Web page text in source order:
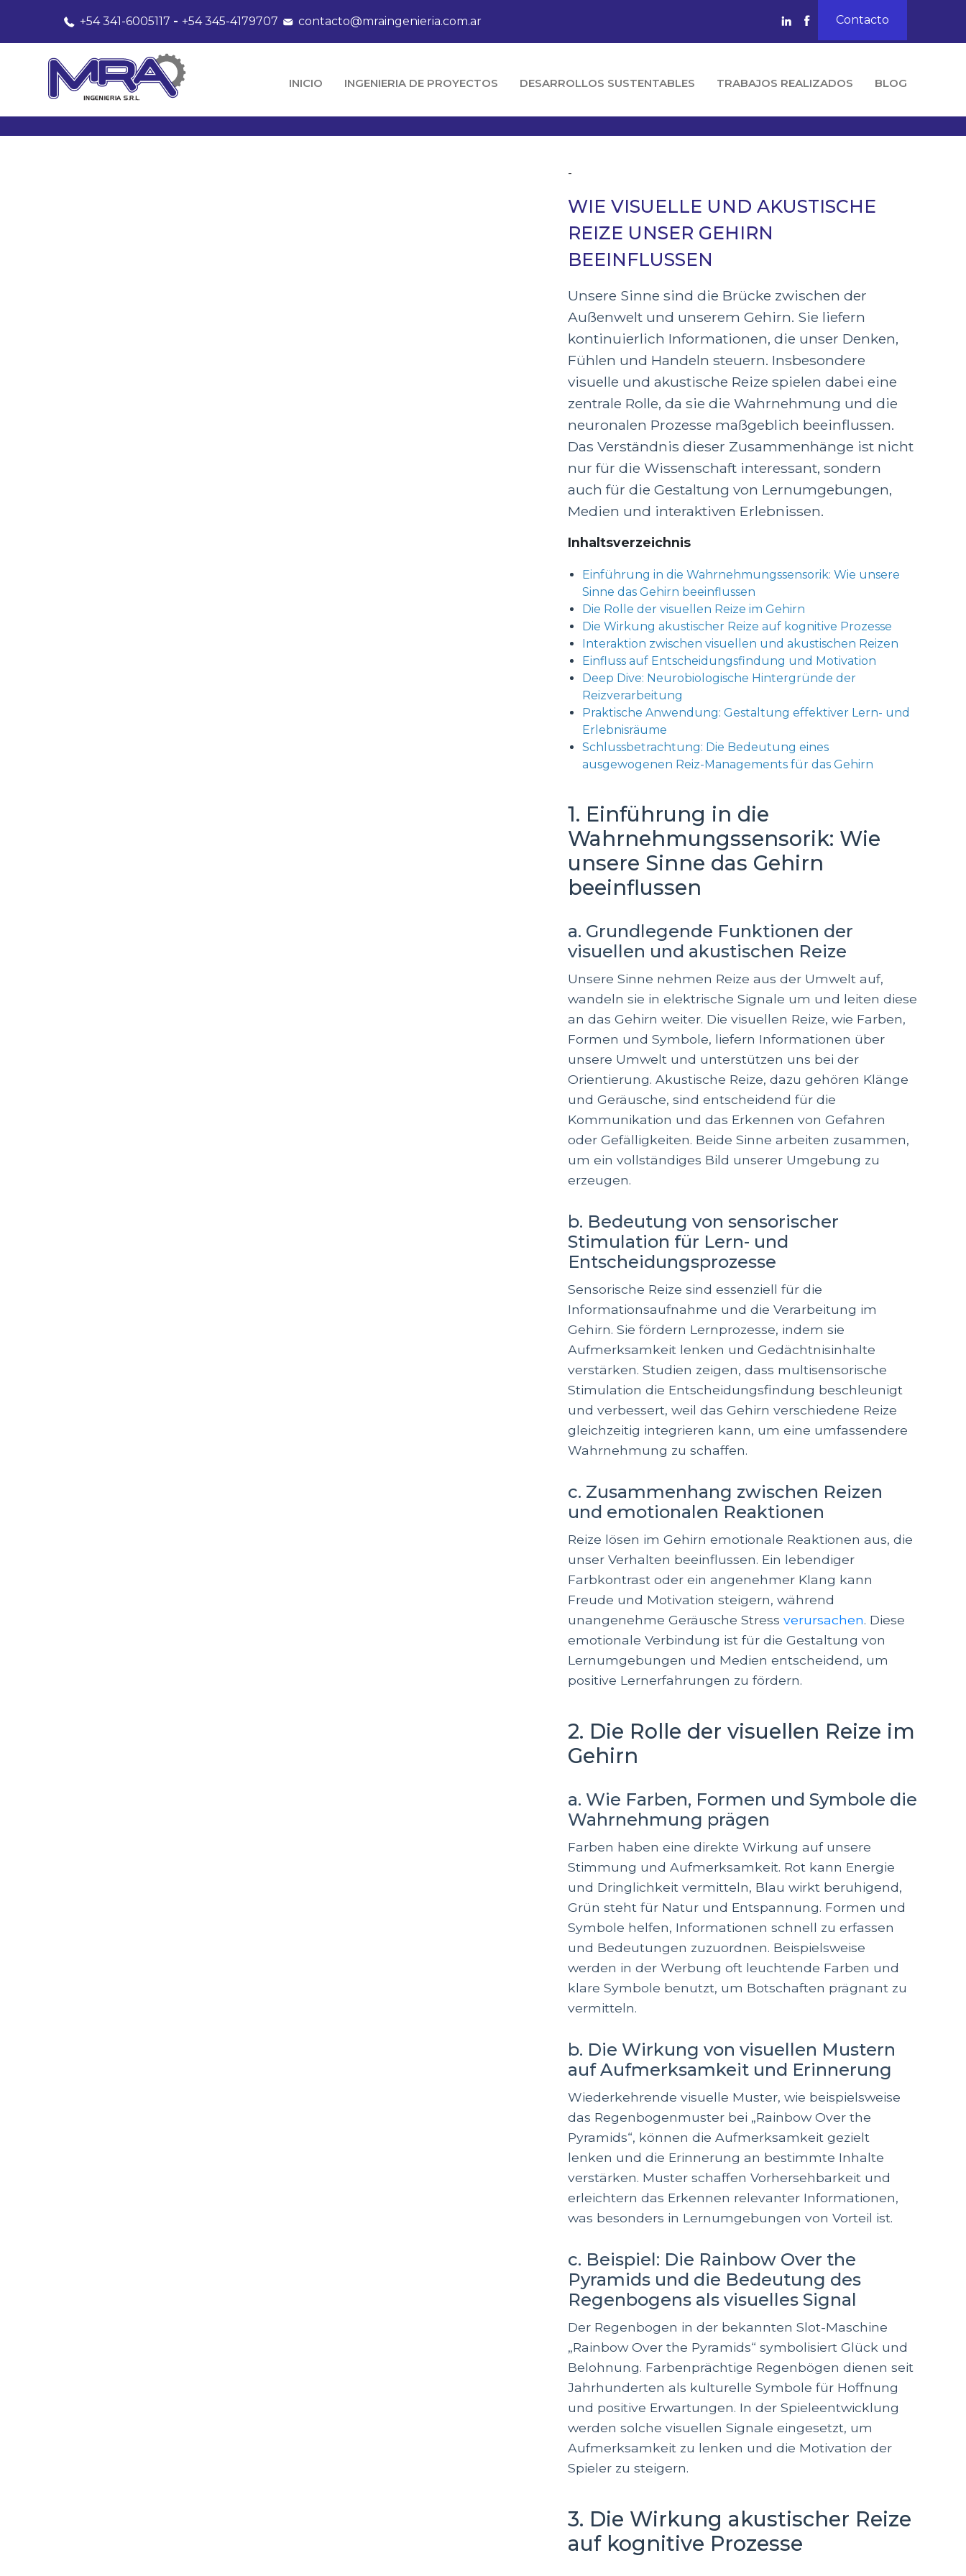
+54 341-6005117 -+54 345-4179707 contacto@mraingenieria.com.ar Contacto
INICIO INGENIERIA DE PROYECTOS DESARROLLOS SUSTENTABLES TRABAJOS REALIZADOS BLOG
-
WIE VISUELLE UND AKUSTISCHE
REIZE UNSER GEHIRN
BEEINFLUSSEN
Unsere Sinne sind die Brücke zwischen der
Außenwelt und unserem Gehirn. Sie liefern
kontinuierlich Informationen, die unser Denken,
Fühlen und Handeln steuern. Insbesondere
visuelle und akustische Reize spielen dabei eine
zentrale Rolle, da sie die Wahrnehmung und die
neuronalen Prozesse maßgeblich beeinflussen.
Das Verständnis dieser Zusammenhänge ist nicht
nur für die Wissenschaft interessant, sondern
auch für die Gestaltung von Lernumgebungen,
Medien und interaktiven Erlebnissen.
Inhaltsverzeichnis
Einführung in die Wahrnehmungssensorik: Wie unsere
Sinne das Gehirn beeinflussen
Die Rolle der visuellen Reize im Gehirn
Die Wirkung akustischer Reize auf kognitive Prozesse
Interaktion zwischen visuellen und akustischen Reizen
Einfluss auf Entscheidungsfindung und Motivation
Deep Dive: Neurobiologische Hintergründe der
Reizverarbeitung
Praktische Anwendung: Gestaltung effektiver Lern- und
Erlebnisräume
Schlussbetrachtung: Die Bedeutung eines
ausgewogenen Reiz-Managements für das Gehirn
1. Einführung in die
Wahrnehmungssensorik: Wie
unsere Sinne das Gehirn
beeinflussen
a. Grundlegende Funktionen der
visuellen und akustischen Reize
Unsere Sinne nehmen Reize aus der Umwelt auf,
wandeln sie in elektrische Signale um und leiten diese
an das Gehirn weiter. Die visuellen Reize, wie Farben,
Formen und Symbole, liefern Informationen über
unsere Umwelt und unterstützen uns bei der
Orientierung. Akustische Reize, dazu gehören Klänge
und Geräusche, sind entscheidend für die
Kommunikation und das Erkennen von Gefahren
oder Gefälligkeiten. Beide Sinne arbeiten zusammen,
um ein vollständiges Bild unserer Umgebung zu
erzeugen.
b. Bedeutung von sensorischer
Stimulation für Lern- und
Entscheidungsprozesse
Sensorische Reize sind essenziell für die
Informationsaufnahme und die Verarbeitung im
Gehirn. Sie fördern Lernprozesse, indem sie
Aufmerksamkeit lenken und Gedächtnisinhalte
verstärken. Studien zeigen, dass multisensorische
Stimulation die Entscheidungsfindung beschleunigt
und verbessert, weil das Gehirn verschiedene Reize
gleichzeitig integrieren kann, um eine umfassendere
Wahrnehmung zu schaffen.
c. Zusammenhang zwischen Reizen
und emotionalen Reaktionen
Reize lösen im Gehirn emotionale Reaktionen aus, die
unser Verhalten beeinflussen. Ein lebendiger
Farbkontrast oder ein angenehmer Klang kann
Freude und Motivation steigern, während
unangenehme Geräusche Stressverursachen. Diese
emotionale Verbindung ist für die Gestaltung von
Lernumgebungen und Medien entscheidend, um
positive Lernerfahrungen zu fördern.
2. Die Rolle der visuellen Reize im
Gehirn
a. Wie Farben, Formen und Symbole die
Wahrnehmung prägen
Farben haben eine direkte Wirkung auf unsere
Stimmung und Aufmerksamkeit. Rot kann Energie
und Dringlichkeit vermitteln, Blau wirkt beruhigend,
Grün steht für Natur und Entspannung. Formen und
Symbole helfen, Informationen schnell zu erfassen
und Bedeutungen zuzuordnen. Beispielsweise
werden in der Werbung oft leuchtende Farben und
klare Symbole benutzt, um Botschaften prägnant zu
vermitteln.
b. Die Wirkung von visuellen Mustern
auf Aufmerksamkeit und Erinnerung
Wiederkehrende visuelle Muster, wie beispielsweise
das Regenbogenmuster bei „Rainbow Over the
Pyramids“, können die Aufmerksamkeit gezielt
lenken und die Erinnerung an bestimmte Inhalte
verstärken. Muster schaffen Vorhersehbarkeit und
erleichtern das Erkennen relevanter Informationen,
was besonders in Lernumgebungen von Vorteil ist.
c. Beispiel: Die Rainbow Over the
Pyramids und die Bedeutung des
Regenbogens als visuelles Signal
Der Regenbogen in der bekannten Slot-Maschine
„Rainbow Over the Pyramids“ symbolisiert Glück und
Belohnung. Farbenprächtige Regenbögen dienen seit
Jahrhunderten als kulturelle Symbole für Hoffnung
und positive Erwartungen. In der Spieleentwicklung
werden solche visuellen Signale eingesetzt, um
Aufmerksamkeit zu lenken und die Motivation der
Spieler zu steigern.
3. Die Wirkung akustischer Reize
auf kognitive Prozesse